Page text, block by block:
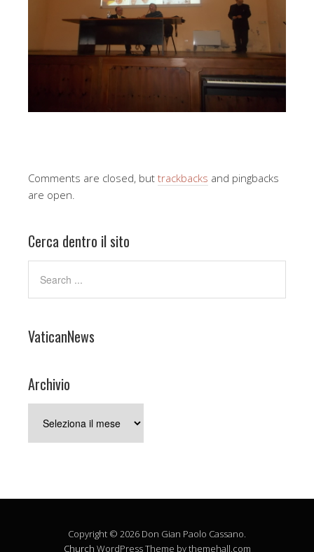
Comments are closed, but trackbacks and pingbacks
are open.
Cerca dentro il sito
VaticanNews
Archivio
Copyright © 2026 Don Gian Paolo Cassano.
Church WordPress Theme by themehall.com